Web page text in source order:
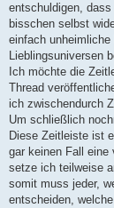
entschuldigen,
bisschen selbst
einfach
Lieblingsuniversen
Ich möchte die
Thread
ich zwischendurch
Um schließlich
Diese Zeitleiste ist
gar keinen Fall eine
setze ich teilweise
somit muss jeder,
entscheiden,